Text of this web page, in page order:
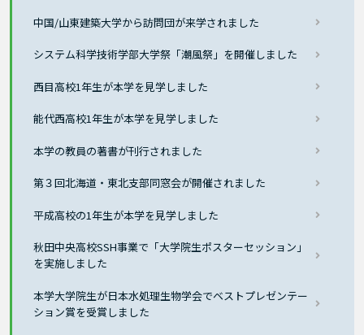
中国/山東建築大学から訪問団が来学されました
システム科学技術学部大学祭「潮風祭」を開催しました
西目高校1年生が本学を見学しました
能代西高校1年生が本学を見学しました
本学の教員の著書が刊行されました
第３回北海道・東北支部同窓会が開催されました
平成高校の1年生が本学を見学しました
秋田中央高校SSH事業で「大学院生ポスターセッション」
を実施しました
本学大学院生が日本水処理生物学会でベストプレゼンテー
ション賞を受賞しました